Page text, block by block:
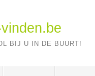
BIJ U IN DE BUURT!